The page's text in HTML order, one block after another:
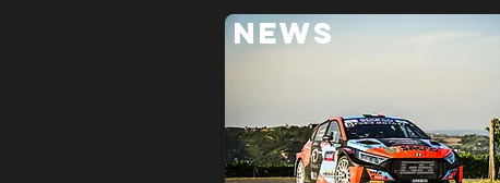
NEWS